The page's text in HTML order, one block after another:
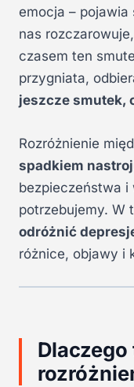
emocja –
nas
czasem ten
przygniata,
jeszcze smutek,
Rozróżnienie
spadkiem
bezpieczeństwa i
potrzebujemy. W
odróżnić
różnice, objawy i